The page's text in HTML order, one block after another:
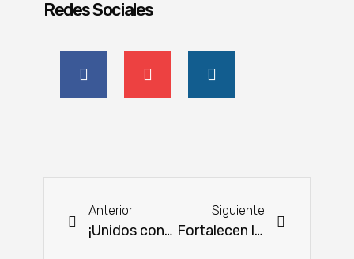
Redes Sociales
Anterior
¡Unidos contra el contrabando! Forjan estrategias para proteger la producción nacional
Siguiente
Fortalecen lazos en la lucha contra el abigeato